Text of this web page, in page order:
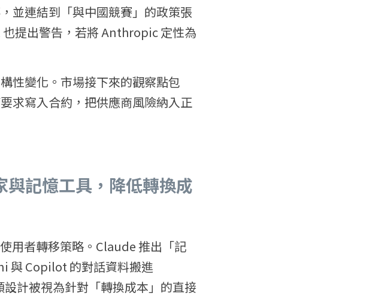
並連結到「與中國競賽」的政策張
提出警告，若將 Anthropic 定性為
性變化。市場接下來的觀察點包
求寫入合約，把供應商風險納入正
記憶工具，降低轉換成
用者轉移策略。Claude 推出「記
與 Copilot 的對話資料搬進
計被視為針對「轉換成本」的直接